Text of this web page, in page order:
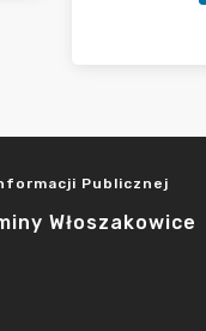
Publicznej
Włoszakowice